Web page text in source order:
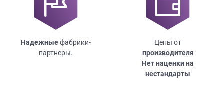
Надежныефабрики-
партнеры.
Цены от
производителя
Нет наценки на
нестандарты